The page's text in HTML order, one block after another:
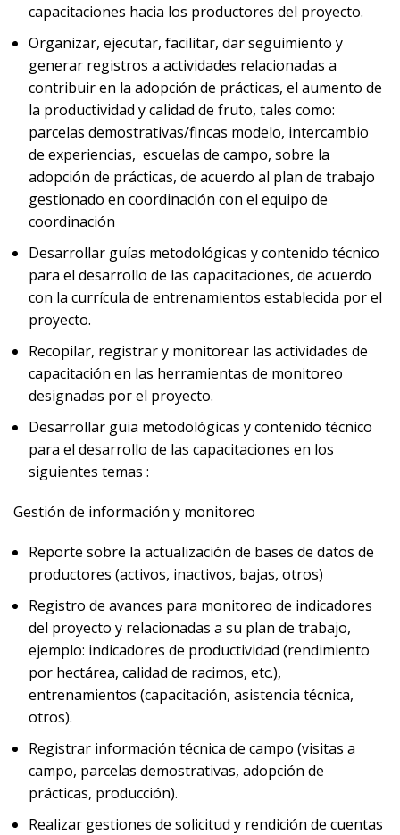
capacitaciones hacia los productores del proyecto.
Organizar, ejecutar, facilitar, dar seguimiento y
generar registros a actividades relacionadas a
contribuir en la adopción de prácticas, el aumento de
la productividad y calidad de fruto, tales como:
parcelas demostrativas/fincas modelo, intercambio
de experiencias, escuelas de campo, sobre la
adopción de prácticas, de acuerdo al plan de trabajo
gestionado en coordinación con el equipo de
coordinación
Desarrollar guías metodológicas y contenido técnico
para el desarrollo de las capacitaciones, de acuerdo
con la currícula de entrenamientos establecida por el
proyecto.
Recopilar, registrar y monitorear las actividades de
capacitación en las herramientas de monitoreo
designadas por el proyecto.
Desarrollar guia metodológicas y contenido técnico
para el desarrollo de las capacitaciones en los
siguientes temas :
Gestión de información y monitoreo
Reporte sobre la actualización de bases de datos de
productores (activos, inactivos, bajas, otros)
Registro de avances para monitoreo de indicadores
del proyecto y relacionadas a su plan de trabajo,
ejemplo: indicadores de productividad (rendimiento
por hectárea, calidad de racimos, etc.),
entrenamientos (capacitación, asistencia técnica,
otros).
Registrar información técnica de campo (visitas a
campo, parcelas demostrativas, adopción de
prácticas, producción).
Realizar gestiones de solicitud y rendición de cuentas